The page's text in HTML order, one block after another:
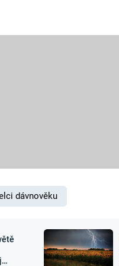
Zajímavosti
dávnověku